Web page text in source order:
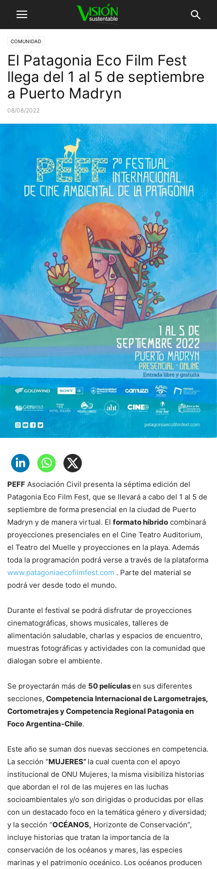
COMUNIDAD
El Patagonia Eco Film Fest
llega del 1 al 5 de septiembre
a Puerto Madryn
08/08/2022
PEFF Asociación Civil presenta la séptima edición del
Patagonia Eco Film Fest, que se llevará a cabo del 1 al 5 de
septiembre de forma presencial en la ciudad de Puerto
Madryn y de manera virtual. El formato híbrido combinará
proyecciones presenciales en el Cine Teatro Auditorium,
el Teatro del Muelle y proyecciones en la playa. Además
toda la programación podrá verse a través de la plataforma
www.patagoniaecofilmfest.com . Parte del material se
podrá ver desde todo el mundo.
Durante el festival se podrá disfrutar de proyecciones
cinematográficas, shows musicales, talleres de
alimentación saludable, charlas y espacios de encuentro,
muestras fotográficas y actividades con la comunidad que
dialogan sobre el ambiente.
Se proyectarán más de 50 películasen sus diferentes
secciones, Competencia Internacional de Largometrajes,
Cortometrajes y Competencia Regional Patagonia en
Foco Argentina-Chile.
Este año se suman dos nuevas secciones en competencia.
La sección “MUJERES” la cual cuenta con el apoyo
institucional de ONU Mujeres, la misma visibiliza historias
que abordan el rol de las mujeres en las luchas
socioambientales y/o son dirigidas o producidas por ellas
con un destacado foco en la temática género y diversidad;
y la sección “OCÉANOS, Horizonte de Conservación”,
incluye historias que tratan la importancia de la
conservación de los océanos y mares, las especies
marinas y el patrimonio oceánico. Los océanos producen